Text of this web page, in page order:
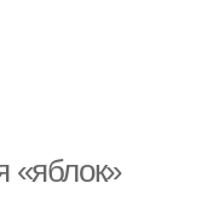
«яблок»